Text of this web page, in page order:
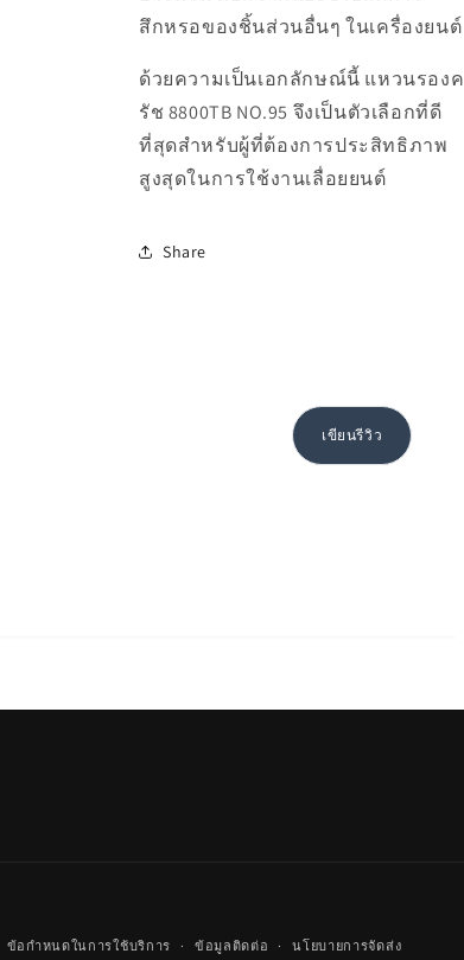
สึกหรอของชิ้นส่วนอื่นๆ ในเครื่องยนต์
ด้วยความเป็นเอกลักษณ์นี้ แหวนรองค
รัช 8800TB NO.95 จึงเป็นตัวเลือกที่ดี
ที่สุดสำหรับผู้ที่ต้องการประสิทธิภาพ
สูงสุดในการใช้งานเลื่อยยนต์
Share
เขียนรีวิว
ข้อกำหนดในการใช้บริการ ข้อมูลติดต่อ นโยบายการจัดส่ง